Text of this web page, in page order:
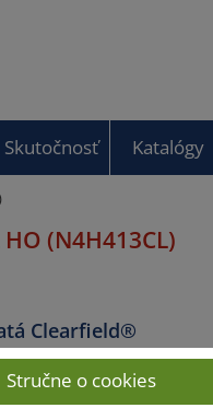
Skutočnosť Katalógy
HO (N4H413CL)
Clearfield®
Stručne o cookies